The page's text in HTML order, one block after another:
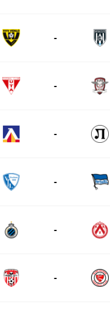
-
-
-
-
-
-